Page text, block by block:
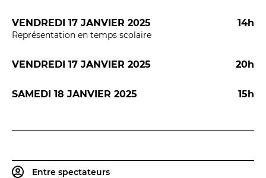
BILLETTERIE 04 93 13 19 00
ADMINISTRATION 04 93 13 90 90
#tnn06
VENDREDI 17 JANVIER 2025 14h
Représentation en temps scolaire
VENDREDI 17 JANVIER 2025 20h
SAMEDI 18 JANVIER 2025 15h
Entre spectateurs